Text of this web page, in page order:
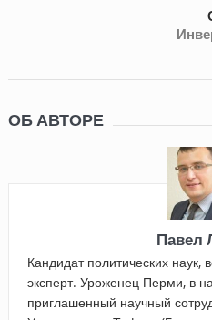
ОБ АВТОРЕ
Павел
Кандидат политических
эксперт. Уроженец Перми, в
приглашенный научный